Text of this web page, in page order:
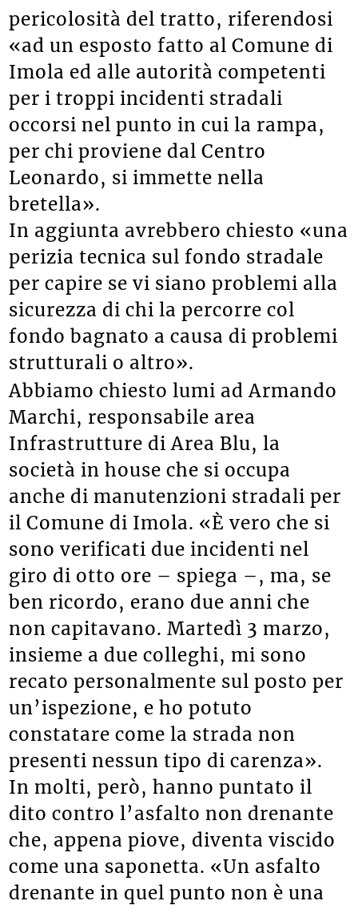
pericolosità del tratto, riferendosi
«ad un esposto fatto al Comune di
Imola ed alle autorità competenti
per i troppi incidenti stradali
occorsi nel punto in cui la rampa,
per chi proviene dal Centro
Leonardo, si immette nella
bretella».
In aggiunta avrebbero chiesto «una
perizia tecnica sul fondo stradale
per capire se vi siano problemi alla
sicurezza di chi la percorre col
fondo bagnato a causa di problemi
strutturali o altro».
Abbiamo chiesto lumi ad Armando
Marchi, responsabile area
Infrastrutture di Area Blu, la
società in house che si occupa
anche di manutenzioni stradali per
il Comune di Imola. «È vero che si
sono verificati due incidenti nel
giro di otto ore – spiega –, ma, se
ben ricordo, erano due anni che
non capitavano. Martedì 3 marzo,
insieme a due colleghi, mi sono
recato personalmente sul posto per
un’ispezione, e ho potuto
constatare come la strada non
presenti nessun tipo di carenza».
In molti, però, hanno puntato il
dito contro l’asfalto non drenante
che, appena piove, diventa viscido
come una saponetta. «Un asfalto
drenante in quel punto non è una